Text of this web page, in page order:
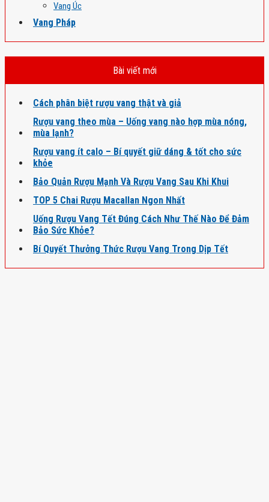
Vang Úc
Vang Pháp
Bài viết mới
Cách phân biệt rượu vang thật và giả
Rượu vang theo mùa – Uống vang nào hợp mùa nóng,
mùa lạnh?
Rượu vang ít calo – Bí quyết giữ dáng & tốt cho sức
khỏe
Bảo Quản Rượu Mạnh Và Rượu Vang Sau Khi Khui
TOP 5 Chai Rượu Macallan Ngon Nhất
Uống Rượu Vang Tết Đúng Cách Như Thế Nào Để Đảm
Bảo Sức Khỏe?
Bí Quyết Thưởng Thức Rượu Vang Trong Dịp Tết